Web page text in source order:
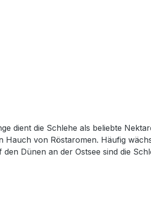
von Röstaromen. Häufig
Dünen an der Ostsee sind die
ein Teil der bitter schmeckenden